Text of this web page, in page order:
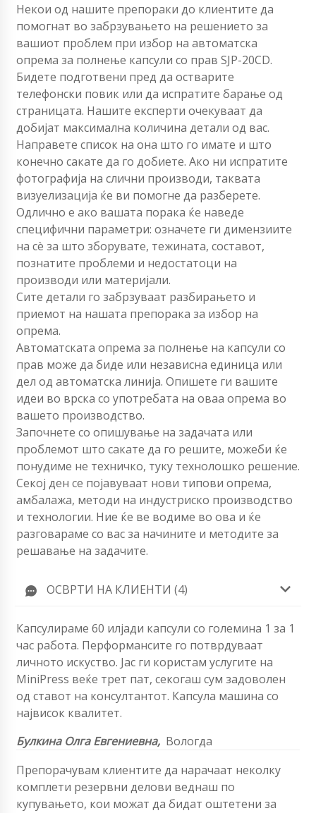
Некои од нашите препораки до клиентите да
помогнат во забрзувањето на решението за
вашиот проблем при избор на автоматска
опрема за полнење капсули со прав SJP-20CD.
Бидете подготвени пред да остварите
телефонски повик или да испратите барање од
страницата. Нашите експерти очекуваат да
добијат максимална количина детали од вас.
Направете список на она што го имате и што
конечно сакате да го добиете. Ако ни испратите
фотографија на слични производи, таквата
визуелизација ќе ви помогне да разберете.
Одлично е ако вашата порака ќе наведе
специфични параметри: означете ги димензиите
на сè за што зборувате, тежината, составот,
познатите проблеми и недостатоци на
производи или материјали.
Сите детали го забрзуваат разбирањето и
приемот на нашата препорака за избор на
опрема.
Автоматската опрема за полнење на капсули со
прав може да биде или независна единица или
дел од автоматска линија. Опишете ги вашите
идеи во врска со употребата на оваа опрема во
вашето производство.
Започнете со опишување на задачата или
проблемот што сакате да го решите, можеби ќе
понудиме не техничко, туку технолошко решение.
Секој ден се појавуваат нови типови опрема,
амбалажа, методи на индустриско производство
и технологии. Ние ќе ве водиме во ова и ќе
разговараме со вас за начините и методите за
решавање на задачите.
ОСВРТИ НА КЛИЕНТИ (4)
Капсулираме 60 илјади капсули со големина 1 за 1
час работа. Перформансите го потврдуваат
личното искуство. Јас ги користам услугите на
MiniPress веќе трет пат, секогаш сум задоволен
од ставот на консултантот. Капсула машина со
највисок квалитет.
Булкина Олга Евгениевна, Вологда
Препорачувам клиентите да нарачаат неколку
комплети резервни делови веднаш по
купувањето, кои можат да бидат оштетени за